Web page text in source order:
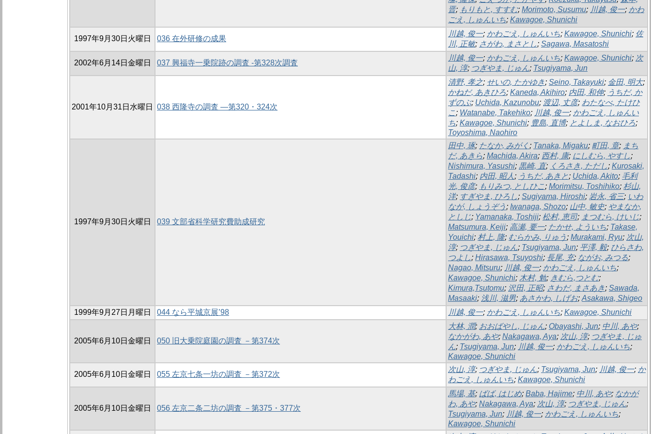
晋; もりもと, すすむ; Morimoto, Susumu; 川越, 俊一; かわ
ごえ, しゅんいち; Kawagoe, Shunichi
1997年9月30日火曜日 036 在外研修の成果
川越, 俊一; かわごえ, しゅんいち; Kawagoe, Shunichi; 佐
川, 正敏; さがわ, まさとし; Sagawa, Masatoshi
2002年6月14日金曜日 037 興福寺一乗院跡の調査 -第328次調査
川越, 俊一; かわごえ, しゅんいち; Kawagoe, Shunichi; 次
山, 淳; つぎやま, じゅん; Tsugiyama, Jun
2001年10月31日水曜日 038 西隆寺の調査 ―第320・324次
清野, 孝之; せいの, たかゆき; Seino, Takayuki; 金田, 明大;
かねだ, あきひろ; Kaneda, Akihiro; 内田, 和伸; うちだ, か
ずのぶ; Uchida, Kazunobu; 渡辺, 丈彦; わたなべ, たけひ
こ; Watanabe, Takehiko; 川越, 俊一; かわごえ, しゅんい
ち; Kawagoe, Shunichi; 豊島, 直博; とよしま, なおひろ;
Toyoshima, Naohiro
1997年9月30日火曜日 039 文部省科学研究費助成研究
田中, 琢; たなか, みがく ; Tanaka, Migaku; 町田, 章; まち
だ, あきら; Machida, Akira; 西村, 康; にしむら, やすし;
Nishimura, Yasushi; 黒崎, 直; くろさき, ただし; Kurosaki,
Tadashi; 内田, 昭人 ; うちだ, あきと; Uchida, Akito; 毛利
光, 俊彦; もりみつ, としひこ; Morimitsu, Toshihiko; 杉山,
洋; すぎやま, ひろし; Sugiyama, Hiroshi; 岩永, 省三; いわ
なが, しょうぞう ; Iwanaga, Shozo; 山中, 敏史; やまなか,
としじ; Yamanaka, Toshiji; 松村, 恵司; まつむら, けいじ;
Matsumura, Keiji; 高瀬, 要一; たかせ, よういち; Takase,
Youichi; 村上, 隆; むらかみ, りゅう ; Murakami, Ryu; 次山,
淳; つぎやま, じゅん; Tsugiyama, Jun; 平澤, 毅; ひらさわ,
つよし; Hirasawa, Tsuyoshi; 長尾, 充; ながお, みつる;
Nagao, Mitsuru; 川越, 俊一; かわごえ, しゅんいち;
Kawagoe, Shunichi; 木村, 勉; きむら,つとむ;
Kimura,Tsutomu; 沢田, 正昭; さわだ, まさあき; Sawada,
Masaaki; 浅川, 滋男; あさかわ, しげお; Asakawa, Shigeo
1999年9月27日月曜日
044 なら平城京展’98 川越, 俊一; かわごえ, しゅんいち; Kawagoe, Shunichi
2005年6月10日金曜日 050 旧大乗院庭園の調査 －第374次
大林, 潤; おおばやし, じゅん; Obayashi, Jun; 中川, あや;
なかがわ, あや; Nakagawa, Aya; 次山, 淳; つぎやま, じゅ
ん; Tsugiyama, Jun; 川越, 俊一; かわごえ, しゅんいち;
Kawagoe, Shunichi
2005年6月10日金曜日 055 左京七条一坊の調査 －第372次
次山, 淳; つぎやま, じゅん; Tsugiyama, Jun; 川越, 俊一; か
わごえ, しゅんいち; Kawagoe, Shunichi
2005年6月10日金曜日 056 左京二条二坊の調査 －第375・377次
馬場, 基; ばば, はじめ; Baba, Hajime; 中川, あや; なかが
わ, あや; Nakagawa, Aya; 次山, 淳; つぎやま, じゅん;
Tsugiyama, Jun; 川越, 俊一; かわごえ, しゅんいち;
Kawagoe, Shunichi